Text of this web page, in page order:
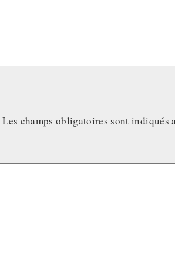
Les champs obligatoires sont indiqués